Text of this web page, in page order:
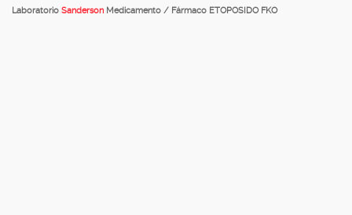
Laboratorio Sanderson Medicamento / Fármaco ETOPOSIDO FKO